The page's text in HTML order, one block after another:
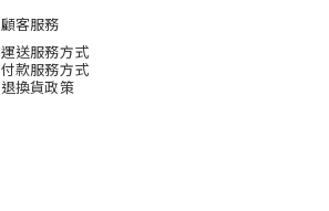
顧客服務
運送服務方式
付款服務方式
退換貨政策